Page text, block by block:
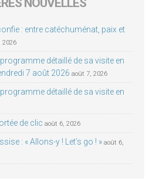
: entre catéchuménat, paix et
2026
détaillé de sa visite en
7 août 2026 août 7, 2026
détaillé de sa visite en
de clic août 6, 2026
: « Allons-y ! Let’s go ! » août 6,